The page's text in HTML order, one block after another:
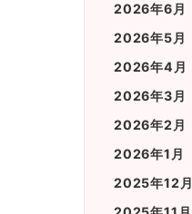
2026年6月
2026年5月
2026年4月
2026年3月
2026年2月
2026年1月
2025年12月